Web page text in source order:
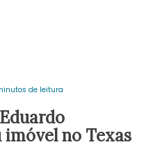
de leitura
no Texas